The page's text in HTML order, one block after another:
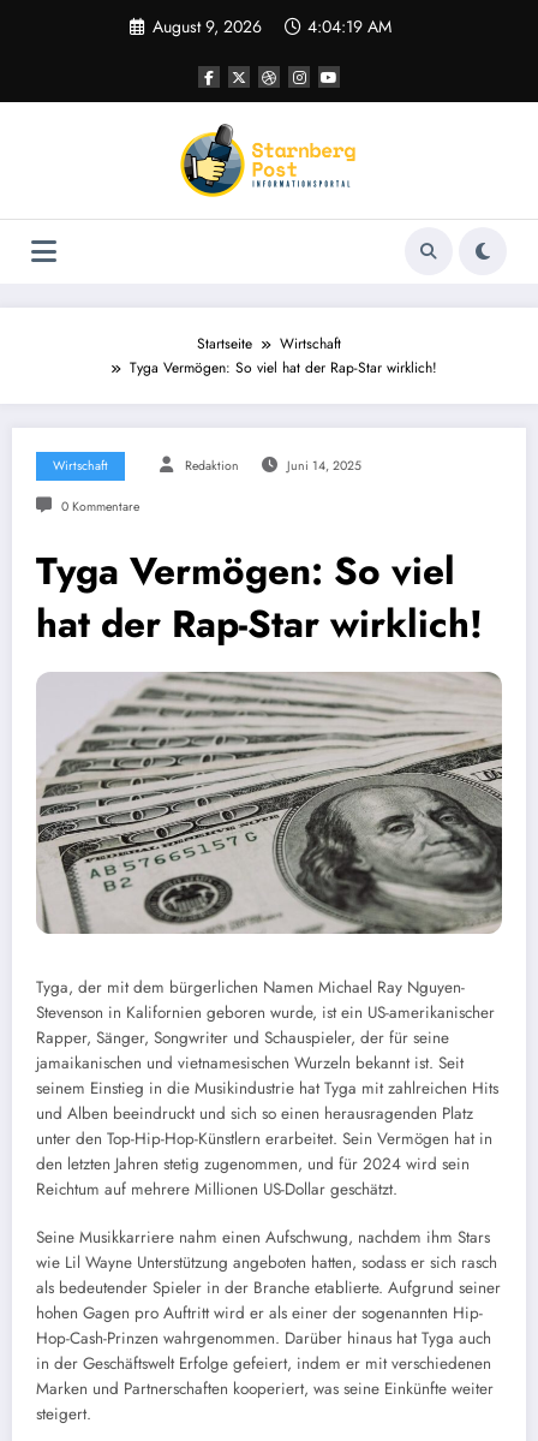
August 9, 2026 4:04:20 AM
Startseite
Wirtschaft
Tyga Vermögen: So viel hat der Rap-Star wirklich!
Wirtschaft Redaktion Juni 14, 2025
0 Kommentare
Tyga Vermögen: So viel
hat der Rap-Star wirklich!
Tyga, der mit dem bürgerlichen Namen Michael Ray Nguyen-
Stevenson in Kalifornien geboren wurde, ist ein US-amerikanischer
Rapper, Sänger, Songwriter und Schauspieler, der für seine
jamaikanischen und vietnamesischen Wurzeln bekannt ist. Seit
seinem Einstieg in die Musikindustrie hat Tyga mit zahlreichen Hits
und Alben beeindruckt und sich so einen herausragenden Platz
unter den Top-Hip-Hop-Künstlern erarbeitet. Sein Vermögen hat in
den letzten Jahren stetig zugenommen, und für 2024 wird sein
Reichtum auf mehrere Millionen US-Dollar geschätzt.
Seine Musikkarriere nahm einen Aufschwung, nachdem ihm Stars
wie Lil Wayne Unterstützung angeboten hatten, sodass er sich rasch
als bedeutender Spieler in der Branche etablierte. Aufgrund seiner
hohen Gagen pro Auftritt wird er als einer der sogenannten Hip-
Hop-Cash-Prinzen wahrgenommen. Darüber hinaus hat Tyga auch
in der Geschäftswelt Erfolge gefeiert, indem er mit verschiedenen
Marken und Partnerschaften kooperiert, was seine Einkünfte weiter
steigert.